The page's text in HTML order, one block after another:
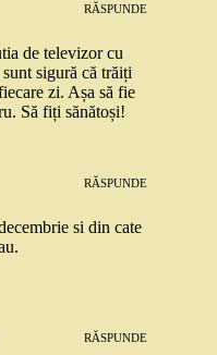
RĂSPUNDE
de televizor cu
sigură că trăiți
zi. Așa să fie
Să fiți sănătoși!
RĂSPUNDE
si din cate
RĂSPUNDE